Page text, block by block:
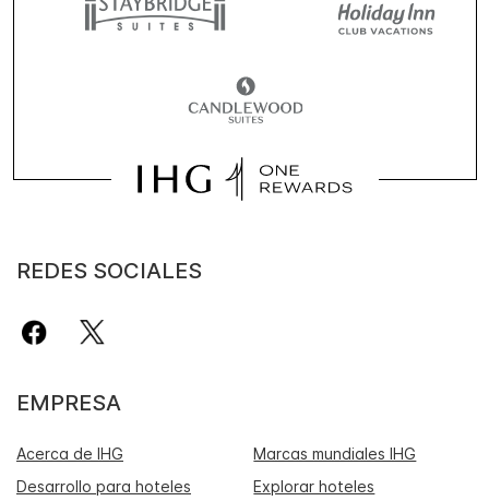
REDES SOCIALES
EMPRESA
Acerca de IHG
Marcas mundiales IHG
Desarrollo para hoteles
Explorar hoteles